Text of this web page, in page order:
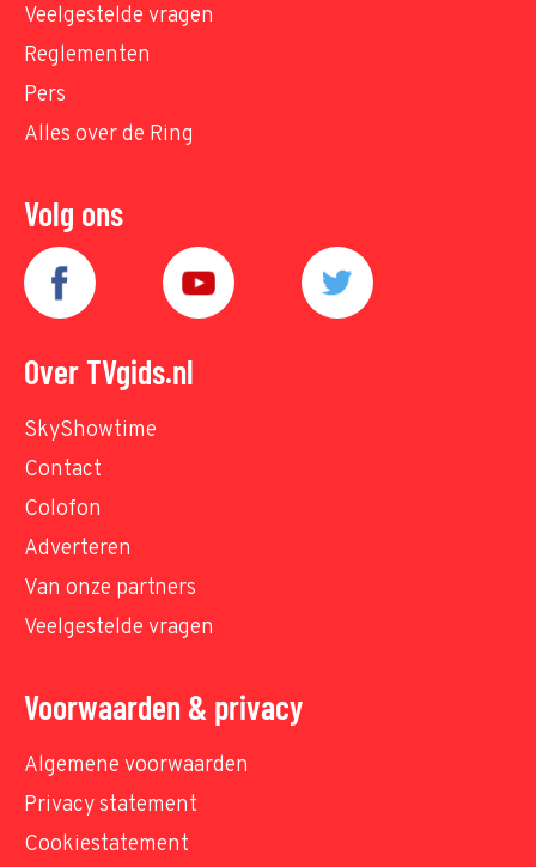
Veelgestelde vragen
Reglementen
Pers
Alles over de Ring
Volg ons
Over TVgids.nl
SkyShowtime
Contact
Colofon
Adverteren
Van onze partners
Veelgestelde vragen
Voorwaarden & privacy
Algemene voorwaarden
Privacy statement
Cookiestatement